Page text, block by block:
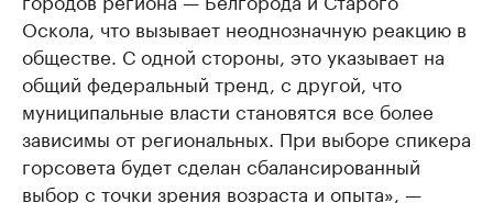
Оскола, что вызывает неоднозначную реакцию в
обществе. С одной стороны, это указывает на
общий федеральный тренд, с другой, что
муниципальные власти становятся все более
зависимы от региональных. При выборе спикера
горсовета будет сделан сбалансированный
выбор с точки зрения возраста и опыта», —